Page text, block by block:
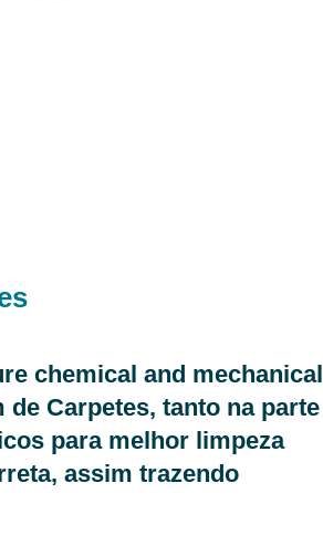
chemical and mechanical
Carpetes, tanto na parte
para melhor limpeza
assim trazendo